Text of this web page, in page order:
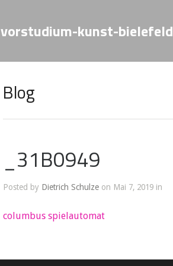
vorstudium-kunst-bielefeld
Blog
_31B0949
Posted by Dietrich Schulze on Mai 7, 2019 in
columbus spielautomat